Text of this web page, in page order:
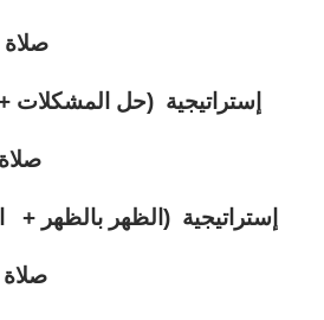
صلاة
إستراتيجية (حل المشكلات
إستراتيجية (الظهر بالظهر +